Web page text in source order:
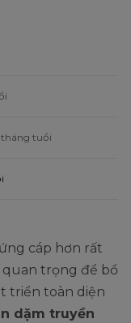
tháng tuổi
cáp hơn rất
quan trọng để bổ
triển toàn diện
dặm truyền